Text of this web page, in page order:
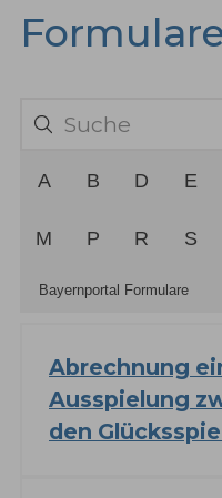
A B D E
M P R S
Bayernportal Formulare
Abrechnung
Ausspielung
den